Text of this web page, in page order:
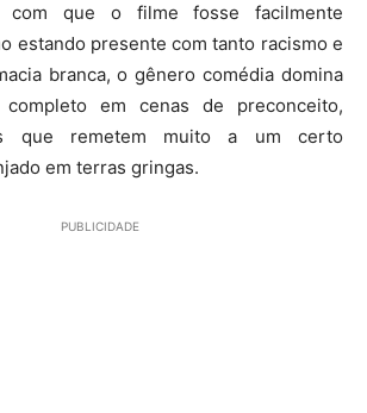
com que o filme fosse facilmente
estando presente com tanto racismo e
branca, o gênero comédia domina
em cenas de preconceito,
que remetem muito a um certo
em terras gringas.
PUBLICIDADE